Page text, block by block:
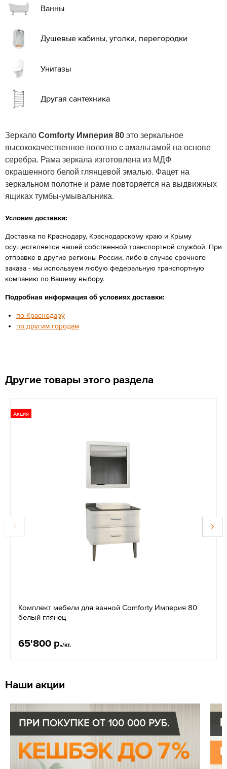
Ванны
Душевые кабины, уголки, перегородки
Унитазы
Другая сантехника
Зеркало Comforty Империя 80 это зеркальное
высококачественное полотно с амальгамой на основе
серебра. Рама зеркала изготовлена из МДФ
окрашенного белой глянцевой эмалью. Фацет на
зеркальном полотне и раме повторяется на выдвижных
ящиках тумбы-умывальника.
Условия доставки:
Доставка по Краснодару, Краснодарскому краю и Крыму
осуществляется нашей собственной транспортной службой. При
отправке в другие регионы России, либо в случае срочного
заказа - мы используем любую федеральную транспортную
компанию по Вашему выбору.
Подробная информация об условиях доставки:
по Краснодару
по другим городам
Другие товары этого раздела
Акция
Комплект мебели для ванной Comforty Империя 80
белый глянец
65'800 р./кт.
Наши акции